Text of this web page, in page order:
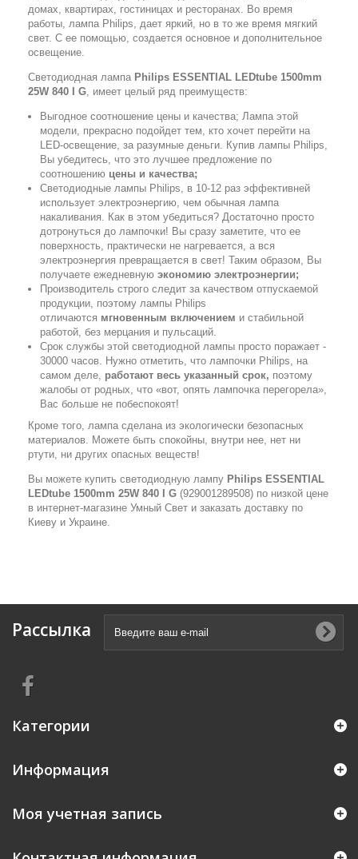
домах, квартирах, гостиницах и ресторанах. Во время
работы, лампа Philips, дает яркий, но в то же время мягкий
свет. С ее помощью, создается основное и дополнительное
освещение.
Светодиодная лампа Philips ESSENTIAL LEDtube 1500mm
25W 840 I G, имеет целый ряд преимуществ:
Выгодное соотношение цены и качества; Лампа этой
модели, прекрасно подойдет тем, кто хочет перейти на
LED-освещение, за разумные деньги. Купив лампы Philips,
Вы убедитесь, что это лучшее предложение по
соотношению цены и качества;
Светодиодные лампы Philips, в 10-12 раз эффективней
использует электроэнергию, чем обычная лампа
накаливания. Как в этом убедиться? Достаточно просто
дотронуться до лампочки! Вы сразу заметите, что ее
поверхность, практически не нагревается, а вся
электроэнергия превращается в свет! Таким образом, Вы
получаете ежедневную экономию электроэнергии;
Производитель строго следит за качеством отпускаемой
продукции, поэтому лампы Philips
отличаются мгновенным включением и стабильной
работой, без мерцания и пульсаций.
Срок службы этой светодиодной лампы просто поражает -
30000 часов. Нужно отметить, что лампочки Philips, на
самом деле, работают весь указанный срок, поэтому
жалобы от родных, что «вот, опять лампочка перегорела»,
Вас больше не побеспокоят!
Кроме того, лампа сделана из экологически безопасных
материалов. Можете быть спокойны, внутри нее, нет ни
ртути, ни других опасных веществ!
Вы можете купить светодиодную лампу Philips ESSENTIAL
LEDtube 1500mm 25W 840 I G (929001289508) по низкой цене
в интернет-магазине Умный Свет и заказать доставку по
Киеву и Украине.
Рассылка
Категории
Информация
Моя учетная запись